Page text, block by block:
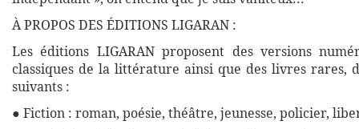
À PROPOS DES ÉDITIONS LIGARAN :
Les éditions LIGARAN proposent des versions
classiques de la littérature ainsi que des livres rares,
suivants :
● Fiction : roman, poésie, théâtre, jeunesse, policier,